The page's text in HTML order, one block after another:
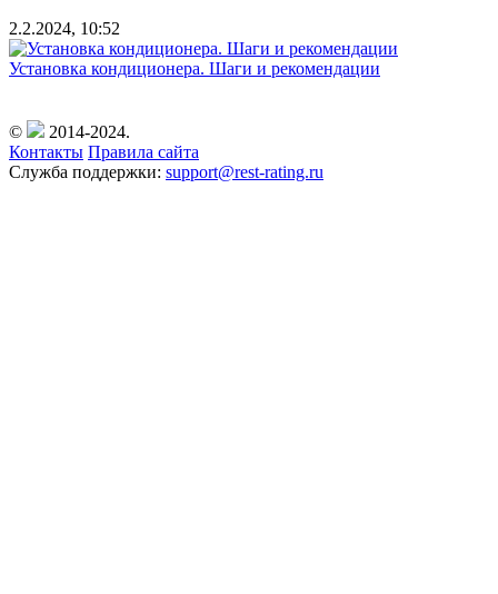
2.2.2024, 10:52
Установка кондиционера. Шаги и рекомендации
©
2014-2024.
Контакты Правила сайта
Служба поддержки: support@rest-rating.ru